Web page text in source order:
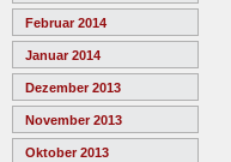
Februar 2014
Januar 2014
Dezember 2013
November 2013
Oktober 2013